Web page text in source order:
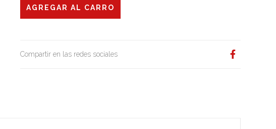
Compartir en las redes sociales